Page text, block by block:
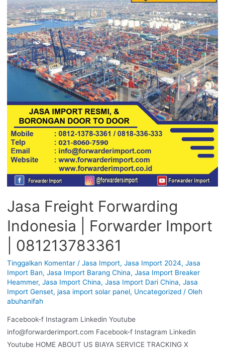
Jasa Freight Forwarding
Indonesia | Forwarder Import
| 081213783361
Tinggalkan Komentar / Jasa Import, Jasa Import 2024, Jasa
Import Ban, Jasa Import Barang China, Jasa Import Breaker
Heammer, Jasa Import China, Jasa Import Dari China, Jasa
Import Genset, jasa import solar panel, Uncategorized/ Oleh
abuhanifah
Facebook-f Instagram Linkedin Youtube
info@forwarderimport.com Facebook-f Instagram Linkedin
Youtube HOME ABOUT US BIAYA SERVICE TRACKING X